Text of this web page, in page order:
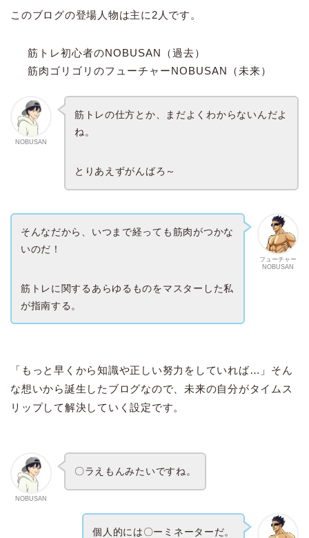
このブログの登場人物は主に2人です。
筋トレ初心者のNOBUSAN（過去）
筋肉ゴリゴリのフューチャーNOBUSAN（未来）
NOBUSAN
筋トレの仕方とか、まだよくわからないんだよ
ね。
とりあえずがんばろ～
フューチャー
NOBUSAN
そんなだから、いつまで経っても筋肉がつかな
いのだ！
筋トレに関するあらゆるものをマスターした私
が指南する。
「もっと早くから知識や正しい努力をしていれば…」そん
な想いから誕生したブログなので、未来の自分がタイムス
リップして解決していく設定です。
NOBUSAN
〇ラえもんみたいですね。
個人的には〇ーミネーターだ。